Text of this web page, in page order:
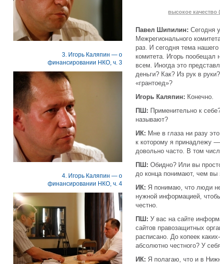
3. Игорь Каляпин — о
финансировании НКО, ч. 3
4. Игорь Каляпин — о
финансировании НКО, ч. 4
высокое качество
Павел Шипилин: Сегодня
Межрегионального
раз. И сегодня тема
комитета. Игорь пообещал
всем. Иногда это
деньги? Как? Из рук в
«грантоед»?
Игорь Каляпин: Конечно.
ПШ: Применительно к
называют?
ИК: Мне в глаза ни разу
к которому я принадлежу
довольно часто. В том
ПШ: Обидно? Или вы
до конца понимают, чем вы
ИК: Я понимаю, что люди
нужной информацией,
честно.
ПШ: У вас на сайте
сайтов правозащитных
расписано. До копеек
абсолютно честного? У
ИК: Я полагаю, что и в